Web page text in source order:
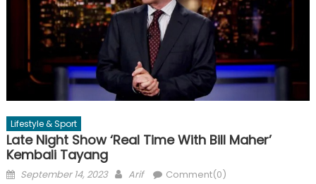
Lifestyle & Sport
Late Night Show ‘Real Time With Bill Maher’
Kembali Tayang
Posted
September 14, 2023 Author
Arif Comment(0)